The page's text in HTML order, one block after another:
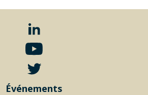
Événements